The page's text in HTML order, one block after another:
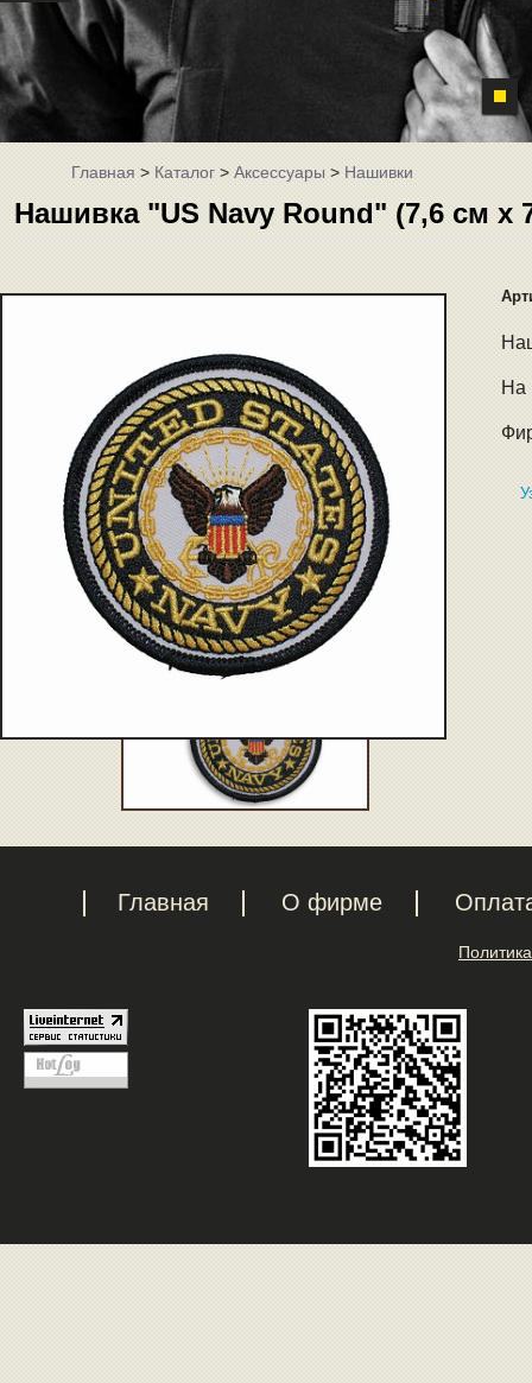
Главная>Каталог>Аксессуары>Нашивки
Нашивка "US Navy Round" (7,6 см
На
Главная О фирме